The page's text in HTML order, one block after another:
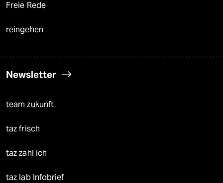
Freie Rede
reingehen
Newsletter
team zukunft
taz frisch
taz zahl ich
taz lab Infobrief